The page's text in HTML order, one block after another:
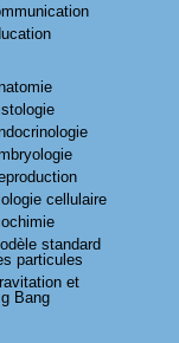
cellulaire
standard
particules
et
Bang